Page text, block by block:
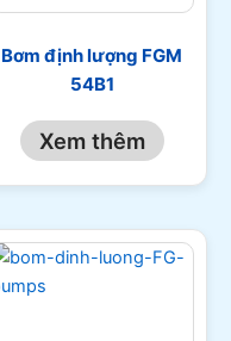
Bơm định lượng FGM
54B1
Xem thêm